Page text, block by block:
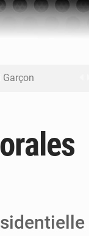
Garçon
Refondation
par la COLDEFF